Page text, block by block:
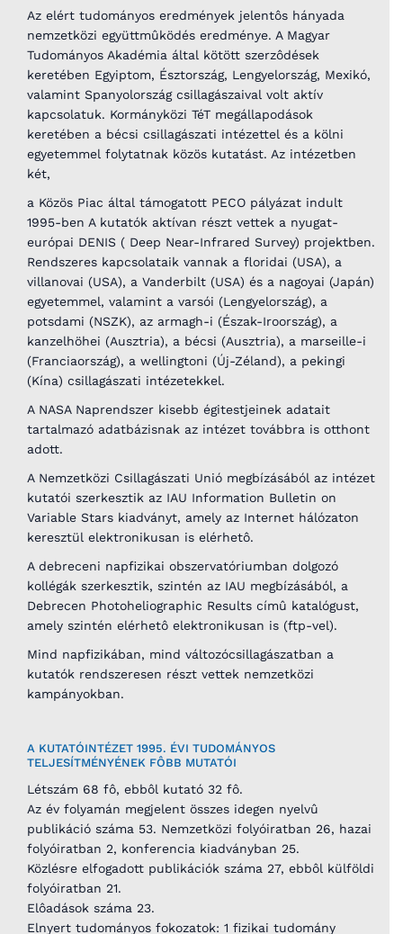
Az elért tudományos eredmények jelentôs hányada
nemzetközi együttmûködés eredménye. A Magyar
Tudományos Akadémia által kötött szerzôdések
keretében Egyiptom, Észtország, Lengyelország, Mexikó,
valamint Spanyolország csillagászaival volt aktív
kapcsolatuk. Kormányközi TéT megállapodások
keretében a bécsi csillagászati intézettel és a kölni
egyetemmel folytatnak közös kutatást. Az intézetben
két,
a Közös Piac által támogatott PECO pályázat indult
1995-ben A kutatók aktívan részt vettek a nyugat-
európai DENIS ( Deep Near-Infrared Survey) projektben.
Rendszeres kapcsolataik vannak a floridai (USA), a
villanovai (USA), a Vanderbilt (USA) és a nagoyai (Japán)
egyetemmel, valamint a varsói (Lengyelország), a
potsdami (NSZK), az armagh-i (Észak-Iroország), a
kanzelhöhei (Ausztria), a bécsi (Ausztria), a marseille-i
(Franciaország), a wellingtoni (Új-Zéland), a pekingi
(Kína) csillagászati intézetekkel.
A NASA Naprendszer kisebb égitestjeinek adatait
tartalmazó adatbázisnak az intézet továbbra is otthont
adott.
A Nemzetközi Csillagászati Unió megbízásából az intézet
kutatói szerkesztik az IAU Information Bulletin on
Variable Stars kiadványt, amely az Internet hálózaton
keresztül elektronikusan is elérhetô.
A debreceni napfizikai obszervatóriumban dolgozó
kollégák szerkesztik, szintén az IAU megbízásából, a
Debrecen Photoheliographic Results címû katalógust,
amely szintén elérhetô elektronikusan is (ftp-vel).
Mind napfizikában, mind változócsillagászatban a
kutatók rendszeresen részt vettek nemzetközi
kampányokban.
A KUTATÓINTÉZET 1995. ÉVI TUDOMÁNYOS
TELJESÍTMÉNYÉNEK FÔBB MUTATÓI
Létszám 68 fô, ebbôl kutató 32 fô.
Az év folyamán megjelent összes idegen nyelvû
publikáció száma 53. Nemzetközi folyóiratban 26, hazai
folyóiratban 2, konferencia kiadványban 25.
Közlésre elfogadott publikációk száma 27, ebbôl külföldi
folyóiratban 21.
Elôadások száma 23.
Elnyert tudományos fokozatok: 1 fizikai tudomány